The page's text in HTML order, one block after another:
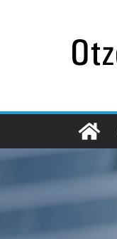
содержимому